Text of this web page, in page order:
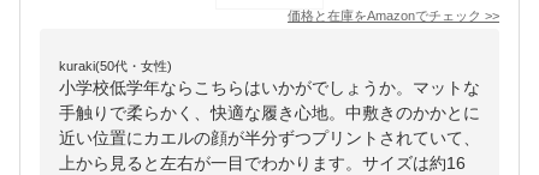
価格と在庫をAmazonでチェック >>
kuraki(50代・女性)
小学校低学年ならこちらはいかがでしょうか。マットな
手触りで柔らかく、快適な履き心地。中敷きのかかとに
近い位置にカエルの顔が半分ずつプリントされていて、
上から見ると左右が一目でわかります。サイズは約16